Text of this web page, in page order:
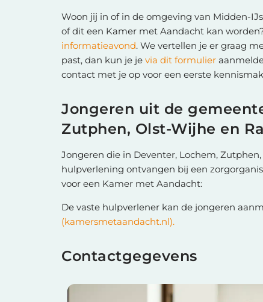
Woon jij in of in de omgeving van Midden-
of dit een Kamer met Aandacht kan
informatieavond. We vertellen je er graag
past, dan kun je je via dit formulier
contact met je op voor een eerste
Jongeren uit de
Zutphen, Olst-Wijhe en
Jongeren die in Deventer, Lochem,
hulpverlening ontvangen bij een
voor een Kamer met Aandacht:
De vaste hulpverlener kan de jongeren
(kamersmetaandacht.nl).
Contactgegevens